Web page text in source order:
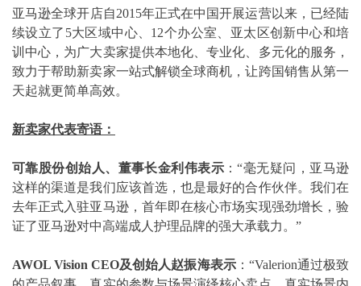
亚马逊全球开店自2015年正式在中国开展运营以来，已经陆
续设立了5大区域中心、12个办公室、亚太区创新中心和培
训中心，为广大卖家提供本地化、专业化、多元化的服务，
致力于帮助新卖家一站式解锁全球商机，让跨国销售从第一
天起就更简单高效。
新卖家代表寄语：
可靠股份创始人、董事长金利伟表示 ：“毫无疑问，亚马逊
这样的渠道是我们应该首选，也是最好的合作伙伴。我们在
去年正式入驻亚马逊，首年即在核心市场实现强劲增长，验
证了亚马逊对中高端成人护理品牌的强大承载力。”
AWOL Vision CEO及创始人赵振海表示：“Valerion通过极致